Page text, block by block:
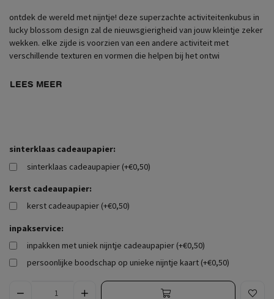
ontdek de wereld met nijntje! deze superzachte activiteitenkubus in
lucky blossom design zal de nieuwsgierigheid van jouw kleintje zeker
wekken. elke zijde is voorzien van een andere activiteit met
verschillende texturen en vormen die helpen bij het ontwi
LEES MEER
sinterklaas cadeaupapier:
sinterklaas cadeaupapier (+€0,50)
kerst cadeaupapier:
kerst cadeaupapier (+€0,50)
inpakservice:
inpakken met uniek nijntje cadeaupapier (+€0,50)
persoonlijke boodschap op unieke nijntje kaart (+€0,50)